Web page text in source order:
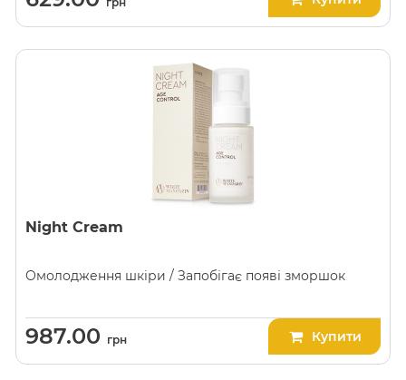
Night Cream
Омолодження шкіри / Запобігає появі зморшок
987.00 грн Купити